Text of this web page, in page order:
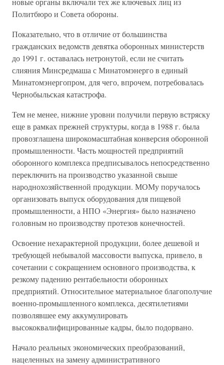
Политбюро и Совета обороны.
Показательно, что в отличие от большинства
гражданских ведомств девятка оборонных министерств
до 1991 г. оставалась нетронутой, если не считать
слияния Минсредмаша с Минатомэнерго в единый
Минатомэнергопром, для чего, впрочем, потребовалась
Чернобыльская катастрофа.
Тем не менее, нижние уровни получили первую встряску
еще в рамках прежней структуры, когда в 1988 г. была
провозглашена широкомасштабная конверсия оборонной
промышленности. Часть мощностей предприятий
оборонного комплекса предписывалось непосредственно
переключить на производство указанной свыше
народнохозяйственной продукции. МОМу поручалось
организовать выпуск оборудования для пищевой
промышленности, а НПО «Энергия» было назначено
головным но производству протезов конечностей.
Освоение нехарактерной продукции, более дешевой и
требующей небывалой массовости выпуска, привело, в
сочетании с сокращением основного производства, к
резкому падению рентабельности оборонных
предприятий. Относительное материальное благополучие
военно-промышленного комплекса, десятилетиями
позволявшее ему аккумулировать
высококвалифицированные кадры, было подорвано.
Начало реальных экономических преобразований,
нацеленных на замену административного